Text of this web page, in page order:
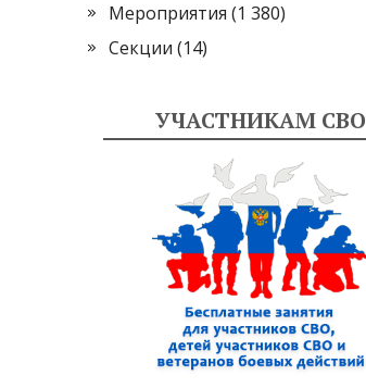
Мероприятия (1 380)
Секции (14)
УЧАСТНИКАМ СВО